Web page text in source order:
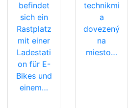
befindet
sich ein
Rastplatz
mit einer
Ladestati
on für E-
Bikes und
einem…
technikmi
a
dovezený
na
miesto…